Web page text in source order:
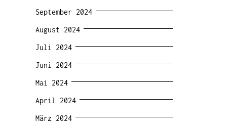
September 2024
August 2024
Juli 2024
Juni 2024
Mai 2024
April 2024
März 2024